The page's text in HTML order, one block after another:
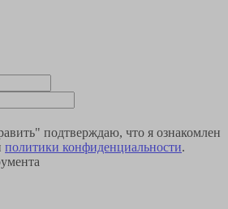
подтверждаю, что я ознакомлен
политики конфиденциальности.